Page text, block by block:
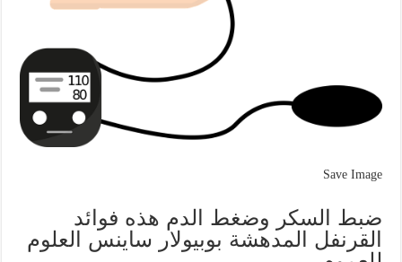
Save Image
ضبط السكر وضغط الدم هذه فوائد
القرنفل المدهشة بوبيولار ساينس العلوم